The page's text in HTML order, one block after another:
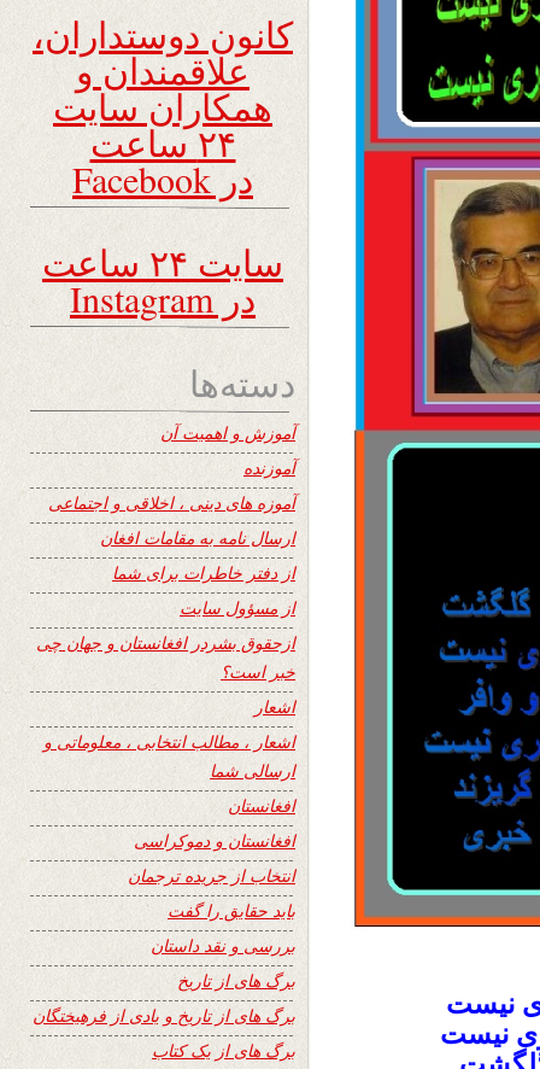
نیست
نیست
کانون دوستداران،
علاقمندان و
همکاران سایت
۲۴ ساعت
در Facebook
سایت ۲۴ ساعت
در Instagram
دسته‌ها
آموزش و اهمیت آن
آموزنده
آموزه های دینی ، اخلاقی و اجتماعی
ارسال نامه به مقامات افغان
از دفتر خاطرات برای شما
از مسؤول سایت
ازحقوق بشردر افغانستان و جهان چی
خبر است؟
اشعار
اشعار ، مطالب انتخابی ، معلوماتی و
ارسالی شما
افغانستان
افغانستان و دموکراسی
انتخاب از جریده ترجمان
باید حقایق را گفت
بررسی و نقد داستان
برگ های از تاریخ
برگ های از تاریخ و یادی از فرهیختگان
برگ های از یک کتاب